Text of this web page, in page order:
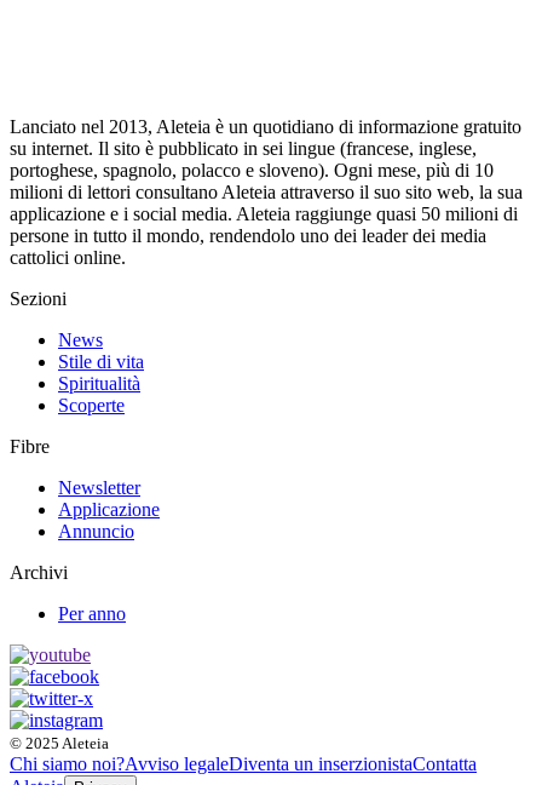
Lanciato nel 2013, Aleteia è un quotidiano di informazione gratuito
su internet. Il sito è pubblicato in sei lingue (francese, inglese,
portoghese, spagnolo, polacco e sloveno). Ogni mese, più di 10
milioni di lettori consultano Aleteia attraverso il suo sito web, la sua
applicazione e i social media. Aleteia raggiunge quasi 50 milioni di
persone in tutto il mondo, rendendolo uno dei leader dei media
cattolici online.
Sezioni
News
Stile di vita
Spiritualità
Scoperte
Fibre
Newsletter
Applicazione
Annuncio
Archivi
Per anno
© 2025 Aleteia
Chi siamo noi?Avviso legaleDiventa un inserzionistaContatta